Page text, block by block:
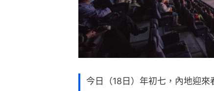
今日（18日）年初七，內地迎